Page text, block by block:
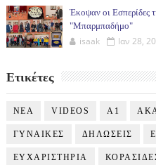
Έκοψαν οι Εσπερίδες
"Μπαρμπαδήμο"
isaak Ιαν 28,
Ετικέτες
NEA VIDEOS Α1
ΓΥΝΑΙΚΕΣ ΔΗΛΩΣΕΙΣ
ΕΥΧΑΡΙΣΤΗΡΙΑ